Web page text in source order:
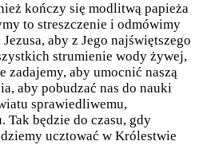
kończy się modlitwą papieża
to streszczenie i odmówimy
aby z Jego najświętszego
strumienie wody żywej,
zadajemy, aby umocnić naszą
aby pobudzać nas do nauki
sprawiedliwemu,
Tak będzie do czasu, gdy
ucztować w Królestwie